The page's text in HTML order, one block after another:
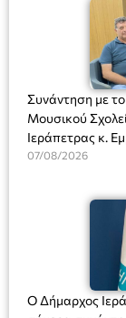
Συνάντηση με
Μουσικού
Ιεράπετρας κ.
Διευθύντριας
07/08/2026
Ο Δήμαρχος